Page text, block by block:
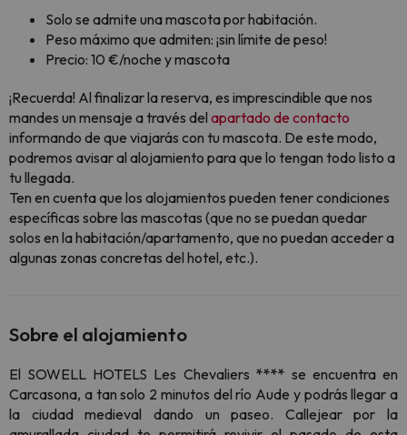
Solo se admite una mascota por habitación.
Peso máximo que admiten: ¡sin límite de peso!
Precio: 10 €/noche y mascota
¡Recuerda! Al finalizar la reserva, es imprescindible que nos
mandes un mensaje a través del apartado de contacto
informando de que viajarás con tu mascota. De este modo,
podremos avisar al alojamiento para que lo tengan todo listo a
tu llegada.
Ten en cuenta que los alojamientos pueden tener condiciones
específicas sobre las mascotas (que no se puedan quedar
solos en la habitación/apartamento, que no puedan acceder a
algunas zonas concretas del hotel, etc.).
Sobre el alojamiento
El SOWELL HOTELS Les Chevaliers **** se encuentra en
Carcasona, a tan solo 2 minutos del río Aude y podrás llegar a
la ciudad medieval dando un paseo. Callejear por la